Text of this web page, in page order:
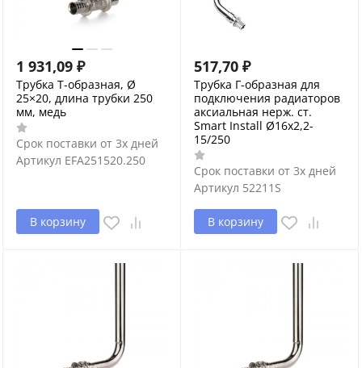
1 931,09 ₽
Трубка T-образная, Ø
25×20, длина трубки 250
мм, медь
Срок поставки от 3х дней
Артикул EFA251520.250
В корзину
517,70 ₽
Трубка Г-образная для
подключения радиаторов
аксиальная нерж. ст.
Smart Install Ø16x2,2-
15/250
Срок поставки от 3х дней
Артикул 52211S
В корзину